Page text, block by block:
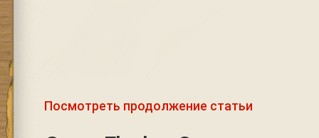
Посмотреть продолжение статьи